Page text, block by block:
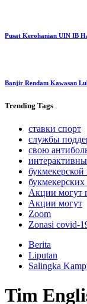
Pusat Kerohanian UIN IB
Banjir Rendam Kawasan
Trending Tags
ставки спорт
службы
свою
букмекерских
Акции могут
Акции могут
Zoom
Zonasi covid-
Berita
Liputan
Salingka
Tim